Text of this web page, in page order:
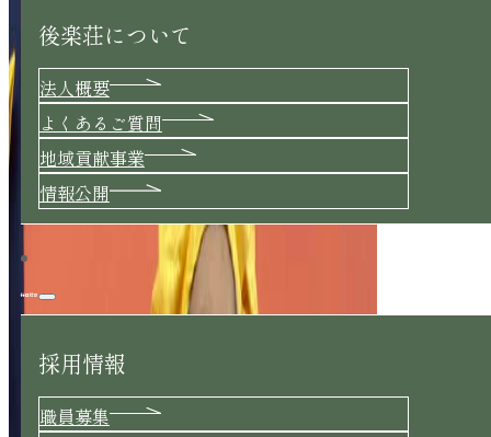
後楽荘について
法人概要
よくあるご質問
地域貢献事業
情報公開
採用情報
採用情報
職員募集